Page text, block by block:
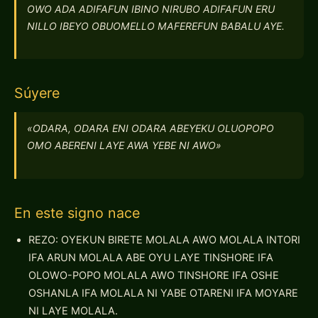
OWO ADA ADIFAFUN IBINO NIRUBO ADIFAFUN ERU
NILLO IBEYO OBUOMELLO MAFEREFUN BABALU AYE.
Súyere
«ODARA, ODARA ENI ODARA ABEYEKU OLUOPOPO
OMO ABERENI LAYE AWA YEBE NI AWO»
En este signo nace
REZO: OYEKUN BIRETE MOLALA AWO MOLALA INTORI
IFA ARUN MOLALA ABE OYU LAYE TINSHORE IFA
OLOWO-POPO MOLALA AWO TINSHORE IFA OSHE
OSHANLA IFA MOLALA NI YABE OTARENI IFA MOYARE
NI LAYE MOLALA.